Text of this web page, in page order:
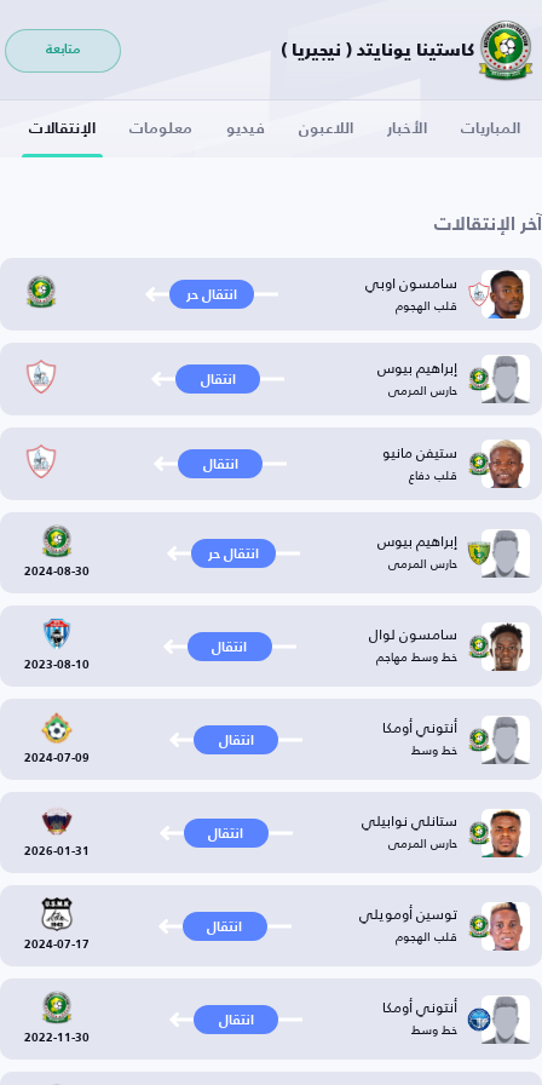
كاستينا يونايتد ( نيجيريا ) متابعة
المباريات الأخبار اللاعبون فيديو معلومات الإنتقالات
آخر الإنتقالات
سامسون اوبي
قلب الهجوم انتقال حر
إبراهيم بيوس
حارس المرمى انتقال
ستيفن مانيو
قلب دفاع انتقال
إبراهيم بيوس
حارس المرمى انتقال حر
2024-08-30
سامسون لوال
خط وسط مهاجم انتقال
2023-08-10
أنتوني أومكا
خط وسط انتقال
2024-07-09
ستانلي نوابيلي
حارس المرمى انتقال
2026-01-31
توسين أومويلي
قلب الهجوم انتقال
2024-07-17
أنتوني أومكا
خط وسط انتقال
2022-11-30